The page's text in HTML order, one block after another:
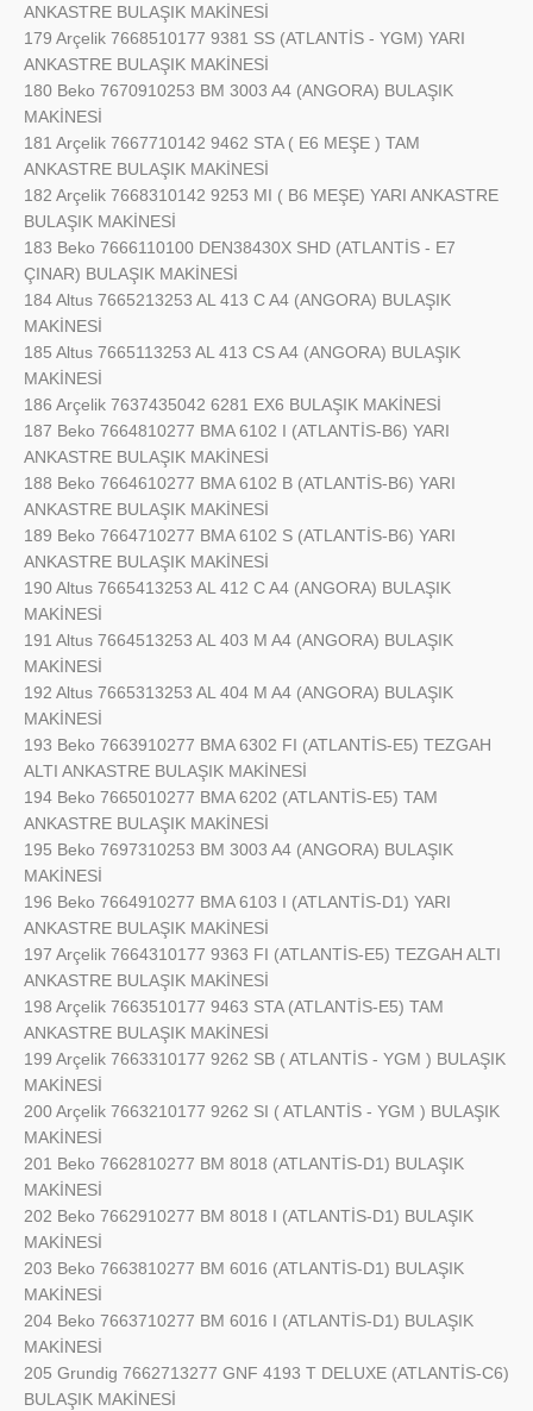
ANKASTRE BULAŞIK MAKİNESİ
179 Arçelik 7668510177 9381 SS (ATLANTİS - YGM) YARI
ANKASTRE BULAŞIK MAKİNESİ
180 Beko 7670910253 BM 3003 A4 (ANGORA) BULAŞIK
MAKİNESİ
181 Arçelik 7667710142 9462 STA ( E6 MEŞE ) TAM
ANKASTRE BULAŞIK MAKİNESİ
182 Arçelik 7668310142 9253 MI ( B6 MEŞE) YARI ANKASTRE
BULAŞIK MAKİNESİ
183 Beko 7666110100 DEN38430X SHD (ATLANTİS - E7
ÇINAR) BULAŞIK MAKİNESİ
184 Altus 7665213253 AL 413 C A4 (ANGORA) BULAŞIK
MAKİNESİ
185 Altus 7665113253 AL 413 CS A4 (ANGORA) BULAŞIK
MAKİNESİ
186 Arçelik 7637435042 6281 EX6 BULAŞIK MAKİNESİ
187 Beko 7664810277 BMA 6102 I (ATLANTİS-B6) YARI
ANKASTRE BULAŞIK MAKİNESİ
188 Beko 7664610277 BMA 6102 B (ATLANTİS-B6) YARI
ANKASTRE BULAŞIK MAKİNESİ
189 Beko 7664710277 BMA 6102 S (ATLANTİS-B6) YARI
ANKASTRE BULAŞIK MAKİNESİ
190 Altus 7665413253 AL 412 C A4 (ANGORA) BULAŞIK
MAKİNESİ
191 Altus 7664513253 AL 403 M A4 (ANGORA) BULAŞIK
MAKİNESİ
192 Altus 7665313253 AL 404 M A4 (ANGORA) BULAŞIK
MAKİNESİ
193 Beko 7663910277 BMA 6302 FI (ATLANTİS-E5) TEZGAH
ALTI ANKASTRE BULAŞIK MAKİNESİ
194 Beko 7665010277 BMA 6202 (ATLANTİS-E5) TAM
ANKASTRE BULAŞIK MAKİNESİ
195 Beko 7697310253 BM 3003 A4 (ANGORA) BULAŞIK
MAKİNESİ
196 Beko 7664910277 BMA 6103 I (ATLANTİS-D1) YARI
ANKASTRE BULAŞIK MAKİNESİ
197 Arçelik 7664310177 9363 FI (ATLANTİS-E5) TEZGAH ALTI
ANKASTRE BULAŞIK MAKİNESİ
198 Arçelik 7663510177 9463 STA (ATLANTİS-E5) TAM
ANKASTRE BULAŞIK MAKİNESİ
199 Arçelik 7663310177 9262 SB ( ATLANTİS - YGM ) BULAŞIK
MAKİNESİ
200 Arçelik 7663210177 9262 SI ( ATLANTİS - YGM ) BULAŞIK
MAKİNESİ
201 Beko 7662810277 BM 8018 (ATLANTİS-D1) BULAŞIK
MAKİNESİ
202 Beko 7662910277 BM 8018 I (ATLANTİS-D1) BULAŞIK
MAKİNESİ
203 Beko 7663810277 BM 6016 (ATLANTİS-D1) BULAŞIK
MAKİNESİ
204 Beko 7663710277 BM 6016 I (ATLANTİS-D1) BULAŞIK
MAKİNESİ
205 Grundig 7662713277 GNF 4193 T DELUXE (ATLANTİS-C6)
BULAŞIK MAKİNESİ